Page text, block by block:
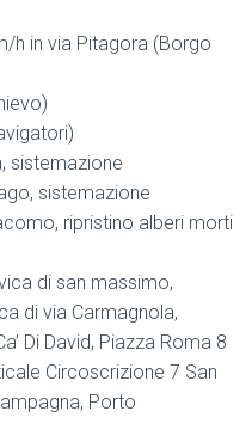
h in via Pitagora (Borgo
sistemazione
sistemazione
ripristino alberi morti
di san massimo,
di via Carmagnola,
Di David, Piazza Roma 8
Circoscrizione 7 San
Porto